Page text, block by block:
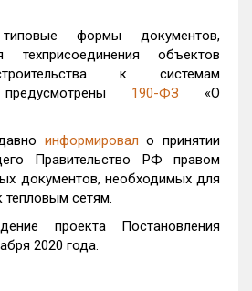
формы документов,
объектов
к системам
предусмотрены 190-ФЗ «О
информировал о принятии
Правительство РФ правом
документов, необходимых для
тепловым сетям.
проекта Постановления
2020 года.